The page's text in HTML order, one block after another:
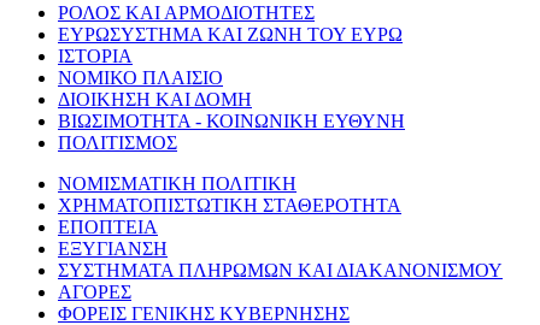
ΡΟΛΟΣ ΚΑΙ ΑΡΜΟΔΙΟΤΗΤΕΣ
ΕΥΡΩΣΥΣΤΗΜΑ ΚΑΙ ΖΩΝΗ ΤΟΥ ΕΥΡΩ
ΙΣΤΟΡΙΑ
ΝΟΜΙΚΟ ΠΛΑΙΣΙΟ
ΔΙΟΙΚΗΣΗ ΚΑΙ ΔΟΜΗ
ΒΙΩΣΙΜΟΤΗΤΑ - ΚΟΙΝΩΝΙΚΗ ΕΥΘΥΝΗ
ΠΟΛΙΤΙΣΜΟΣ
ΝΟΜΙΣΜΑΤΙΚΗ ΠΟΛΙΤΙΚΗ
ΧΡΗΜΑΤΟΠΙΣΤΩΤΙΚΗ ΣΤΑΘΕΡΟΤΗΤΑ
ΕΠΟΠΤΕΙΑ
ΕΞΥΓΙΑΝΣΗ
ΣΥΣΤΗΜΑΤΑ ΠΛΗΡΩΜΩΝ ΚΑΙ ΔΙΑΚΑΝΟΝΙΣΜΟΥ
ΑΓΟΡΕΣ
ΦΟΡΕΙΣ ΓΕΝΙΚΗΣ ΚΥΒΕΡΝΗΣΗΣ